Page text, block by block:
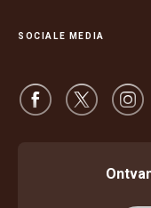
SOCIALE MEDIA